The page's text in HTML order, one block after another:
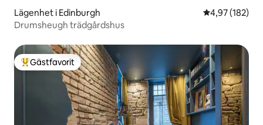
Lägenhet i Edinburgh 4,97 av 5 i
4,97 (182)
Drumsheugh trädgårdshus
Populär gästfavorit
Gästfavorit